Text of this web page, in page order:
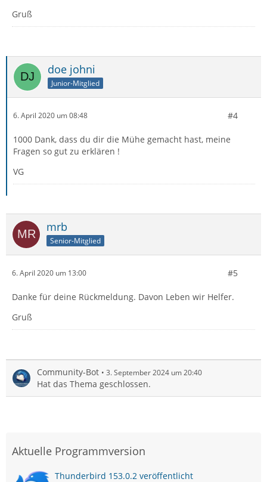
Gruß
doe johni
Junior-Mitglied
6. April 2020 um 08:48 #4
1000 Dank, dass du dir die Mühe gemacht hast, meine
Fragen so gut zu erklären !
VG
mrb
Senior-Mitglied
6. April 2020 um 13:00 #5
Danke für deine Rückmeldung. Davon Leben wir Helfer.
Gruß
Community-Bot 3. September 2024 um 20:40
Hat das Thema geschlossen.
Aktuelle Programmversion
Thunderbird 153.0.2 veröffentlicht